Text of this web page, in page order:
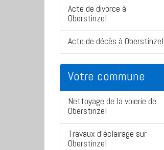
Acte de divorce à
Oberstinzel
Acte de décès à Oberstinzel
Votre commune
Nettoyage de la voierie de
Oberstinzel
Travaux d'éclairage sur
Oberstinzel